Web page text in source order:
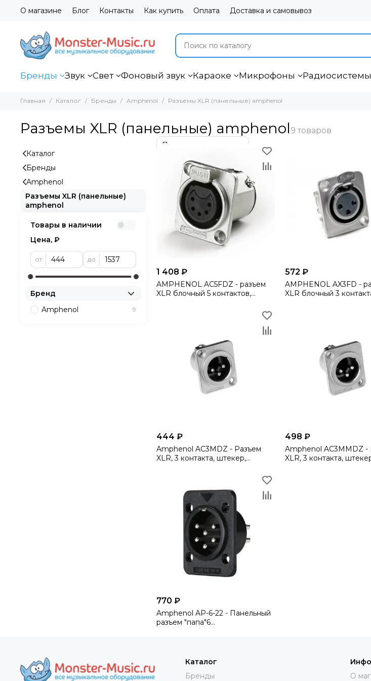
О магазине Блог Контакты Как купить Оплата Доставка и самовывоз
Бренды Звук Свет Фоновый звук Караоке Микрофоны Радиосистемы
Главная Каталог Бренды Amphenol Разъемы XLR (панельные) amphenol
Разъемы XLR (панельные) amphenol
1 408 ₽
AMPHENOL AC5FDZ - разъем
XLR блочный 5 контактов,
572 ₽
AMPHENOL AX3FD -
XLR блочный 3 контакта, "мама",
444 ₽
Amphenol AC3MDZ - Разъем
XLR, 3 контакта, штекер,
498 ₽
Amphenol AC3MMDZ -
XLR, 3 контакта,
770 ₽
Amphenol AP-6-22 - Панельный
разъем "папа"6
Каталог
Бренды
Amphenol
Разъемы XLR (панельные)
amphenol
Товары в наличии
Цена, ₽
от до
Бренд
Amphenol
9
Каталог
Бренды
О